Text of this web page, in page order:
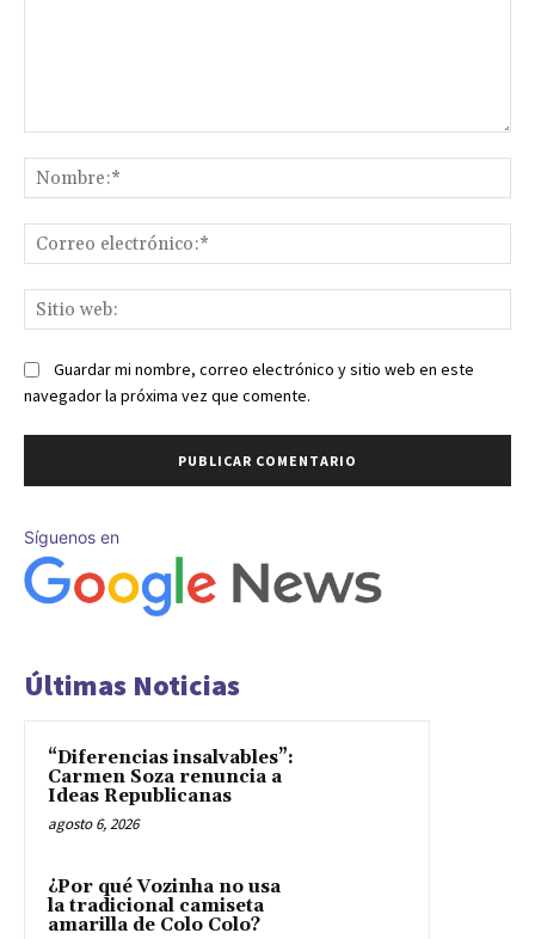
Guardar mi nombre, correo electrónico y sitio web en este
navegador la próxima vez que comente.
Síguenos en
Últimas Noticias
“Diferencias insalvables”:
Carmen Soza renuncia a
Ideas Republicanas
agosto 6, 2026
¿Por qué Vozinha no usa
la tradicional camiseta
amarilla de Colo Colo?